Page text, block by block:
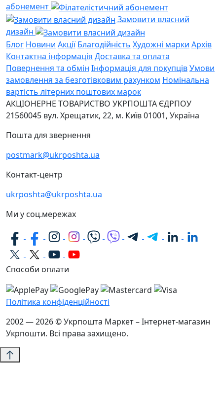
абонемент
Замовити власний
дизайн
Блог Новини Акції Благодійність Художні марки Архів
Контактна інформація Доставка та оплата
Повернення та обмін Інформація для покупцівУмови
замовлення за безготівковим рахунком Номінальна
вартість літерних поштових марок
АКЦІОНЕРНЕ ТОВАРИСТВО УКРПОШТА ЄДРПОУ
21560045 вул. Хрещатик, 22, м. Київ01001, Україна
Пошта для звернення
postmark@ukrposhta.ua
Контакт-центр
ukrposhta@ukrposhta.ua
Ми у соц.мережах
Способи оплати
Політика конфіденційності
2002 — 2026 © Укрпошта Маркет – Інтернет-магазин
Укрпошти. Всі права захищено.